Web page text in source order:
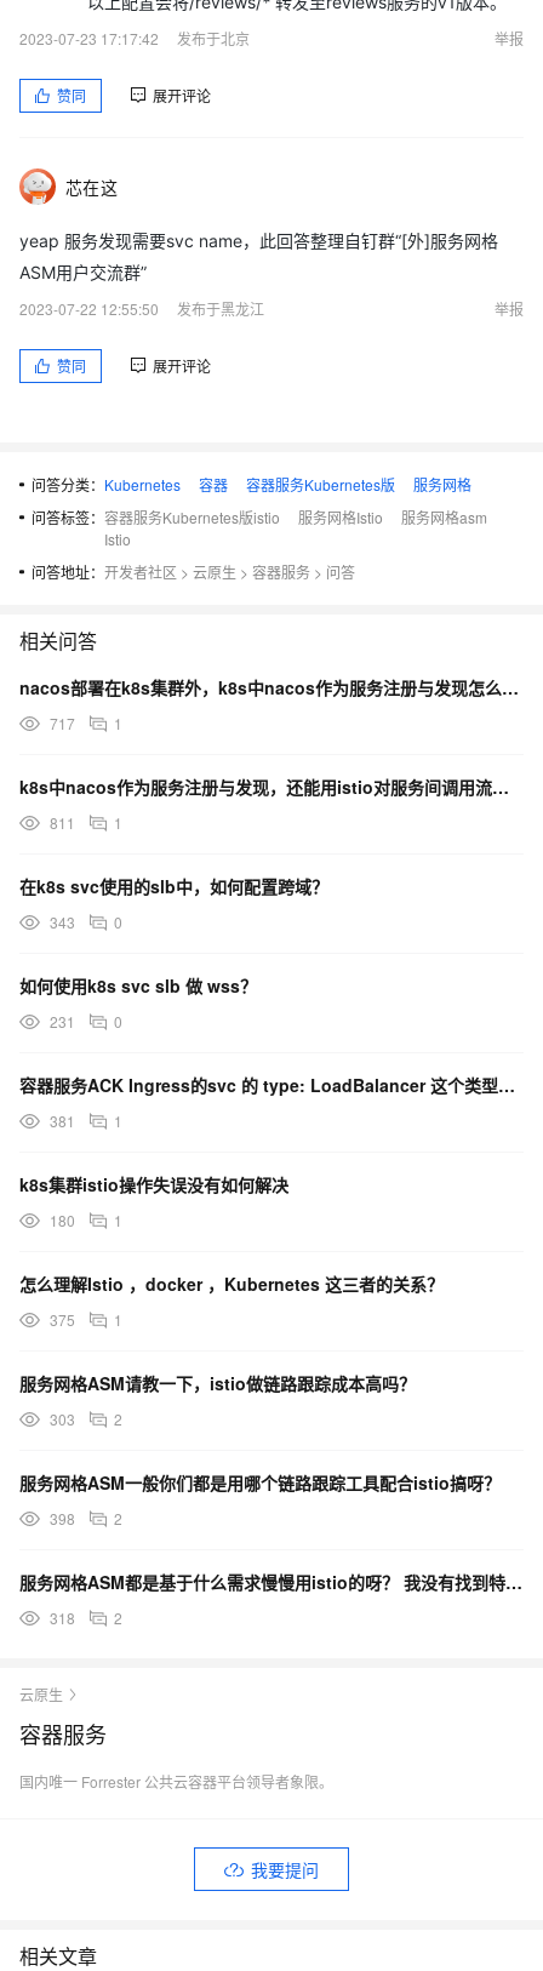
2023-07-23 17:17:42
发布于北京 举报
赞同 展开评论
芯在这
yeap 服务发现需要svc name，此回答整理自钉群“[外]服务网格
ASM用户交流群”
2023-07-22 12:55:50
发布于黑龙江 举报
赞同 展开评论
问答分类： Kubernetes 容器 容器服务Kubernetes版
服务网格
问答标签： 容器服务Kubernetes版istio 服务网格Istio
服务网格asm
Istio
问答地址： 开发者社区 > 云原生 > 容器服务 > 问答
相关问答
nacos部署在k8s集群外，k8s中nacos作为服务注册与发现怎么用istio对服务间调用流控？
717 1
k8s中nacos作为服务注册与发现，还能用istio对服务间调用流控吗？
811 1
在k8s svc使用的slb中，如何配置跨域？
343 0
如何使用k8s svc slb 做 wss？
231 0
容器服务ACK Ingress的svc 的 type: LoadBalancer 这个类型么？
381 1
k8s集群istio操作失误没有如何解决
180 1
怎么理解Istio ，docker ，Kubernetes 这三者的关系？
375 1
服务网格ASM请教一下，istio做链路跟踪成本高吗？
303 2
服务网格ASM一般你们都是用哪个链路跟踪工具配合istio搞呀？
398 2
服务网格ASM都是基于什么需求慢慢用istio的呀？ 我没有找到特别需要istio来解决的痛点
318 2
云原生
容器服务
国内唯一 Forrester 公共云容器平台领导者象限。
我要提问
相关文章